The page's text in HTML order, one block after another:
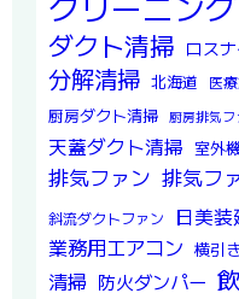
ダクト清掃 ロス
分解清掃 北海道 医
厨房ダクト清掃 厨房排気フ
天蓋ダクト清掃 室外
排気ファン 排気フ
斜流ダクトファン 日美装
業務用エアコン 横引
清掃 防火ダンパー